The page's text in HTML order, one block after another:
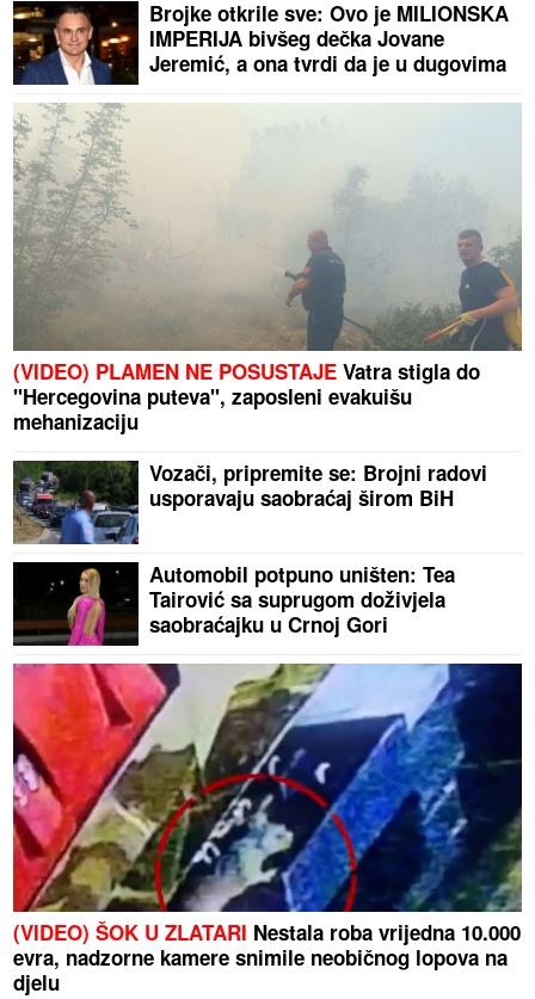
Brojke otkrile sve: Ovo je MILIONSKA
IMPERIJA bivšeg dečka Jovane
Jeremić, a ona tvrdi da je u dugovima
(VIDEO) PLAMEN NE POSUSTAJE Vatra stigla do
"Hercegovina puteva", zaposleni evakuišu
mehanizaciju
Vozači, pripremite se: Brojni radovi
usporavaju saobraćaj širom BiH
Automobil potpuno uništen: Tea
Tairović sa suprugom doživjela
saobraćajku u Crnoj Gori
(VIDEO) ŠOK U ZLATARI Nestala roba vrijedna 10.000
evra, nadzorne kamere snimile neobičnog lopova na
djelu